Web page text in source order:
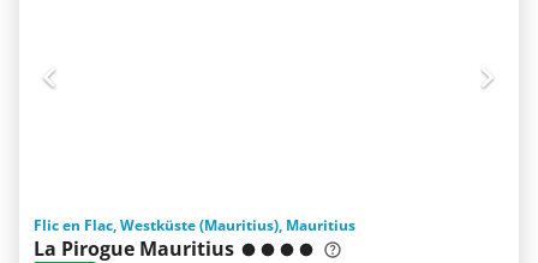
Flic en Flac, Westküste (Mauritius), Mauritius
La Pirogue Mauritius